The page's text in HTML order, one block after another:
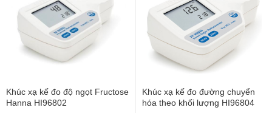
Khúc xạ kế đo độ ngọt Fructose
Hanna HI96802
Khúc xạ kế đo đường chuyển
hóa theo khối lượng HI96804